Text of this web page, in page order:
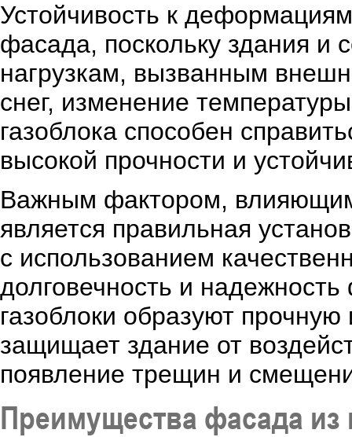
Устойчивость к
фасада, поскольку здания и
нагрузкам, вызванным
снег, изменение
газоблока способен
высокой прочности и
Важным фактором, влияющим
является правильная
с использованием
долговечность и
газоблоки образуют
защищает здание от
появление трещин и
Преимущества фасада из